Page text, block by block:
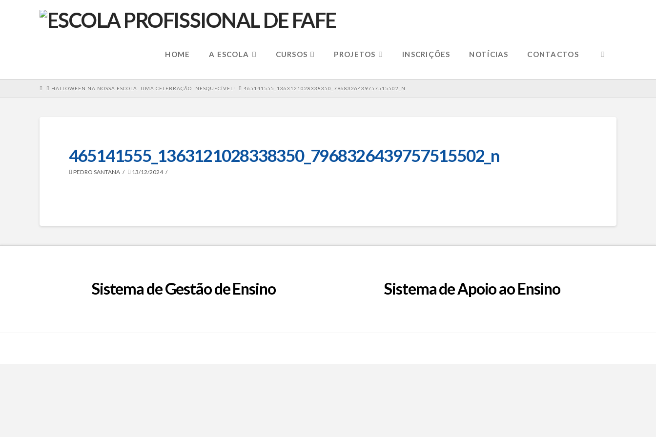
HOME A ESCOLA CURSOS PROJETOS INSCRIÇÕES NOTÍCIAS CONTACTOS
HOMEHALLOWEEN NA NOSSA ESCOLA: UMA CELEBRAÇÃO INESQUECÍVEL! 465141555_1363121028338350_7968326439757515502_N
465141555_1363121028338350_7968326439757515502_n
PEDRO SANTANA 13/12/2024
Sistema de Gestão de Ensino Sistema de Apoio ao Ensino